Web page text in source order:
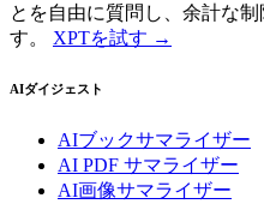
とを自由に質問し、余計な
す。
XPTを試す →
AIダイジェスト
AIブックサマライザー
AI PDF サマライザー
AI画像サマライザー